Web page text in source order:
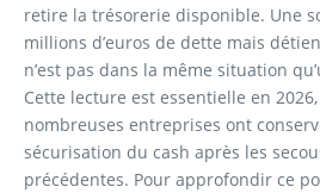
retire la trésorerie disponible. Une
millions d’euros de dette mais
n’est pas dans la même situation
Cette lecture est essentielle en
nombreuses entreprises ont
sécurisation du cash après les
précédentes. Pour approfondir ce